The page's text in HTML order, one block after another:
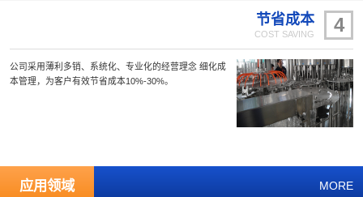
4
节省成本
COST SAVING
公司采用薄利多销、系统化、专业化的经营理念 细化成
本管理，为客户有效节省成本10%-30%。
应用领域 MORE